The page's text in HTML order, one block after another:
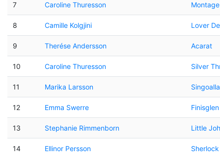
7 Caroline Thuresson
8 Camille Kolgjini Lover
9 Therése Andersson Acarat
10 Caroline Thuresson Silver
11 Marika Larsson Singoalla
12 Emma Swerre
13 Stephanie Rimmenborn Little
14 Ellinor Persson